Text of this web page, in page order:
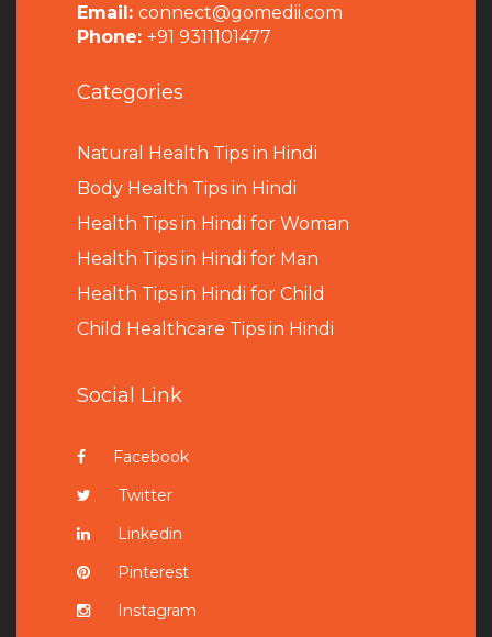
Email: connect@gomedii.com
Phone: +91 9311101477
Categories
Natural Health Tips in Hindi
Body Health Tips in Hindi
Health Tips in Hindi for Woman
Health Tips in Hindi for Man
Health Tips in Hindi for Child
Child Healthcare Tips in Hindi
Social Link
Facebook
Twitter
Linkedin
Pinterest
Instagram